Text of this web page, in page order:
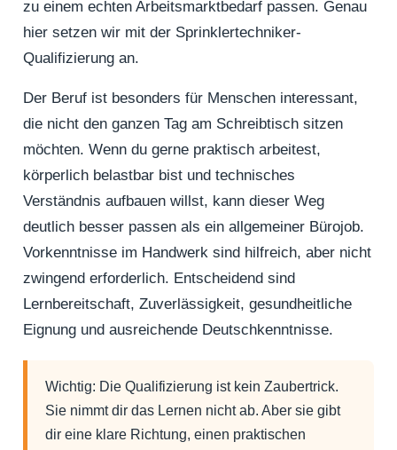
zu einem echten Arbeitsmarktbedarf passen. Genau
hier setzen wir mit der Sprinklertechniker-
Qualifizierung an.
Der Beruf ist besonders für Menschen interessant,
die nicht den ganzen Tag am Schreibtisch sitzen
möchten. Wenn du gerne praktisch arbeitest,
körperlich belastbar bist und technisches
Verständnis aufbauen willst, kann dieser Weg
deutlich besser passen als ein allgemeiner Bürojob.
Vorkenntnisse im Handwerk sind hilfreich, aber nicht
zwingend erforderlich. Entscheidend sind
Lernbereitschaft, Zuverlässigkeit, gesundheitliche
Eignung und ausreichende Deutschkenntnisse.
Wichtig: Die Qualifizierung ist kein Zaubertrick.
Sie nimmt dir das Lernen nicht ab. Aber sie gibt
dir eine klare Richtung, einen praktischen